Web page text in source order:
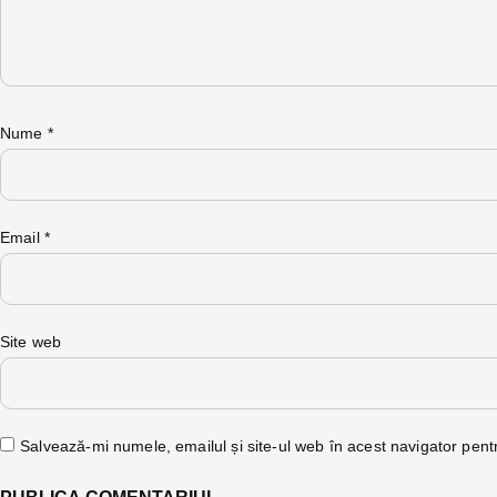
Nume *
Email *
Site web
Salvează-mi numele, emailul și site-ul web în acest navigator